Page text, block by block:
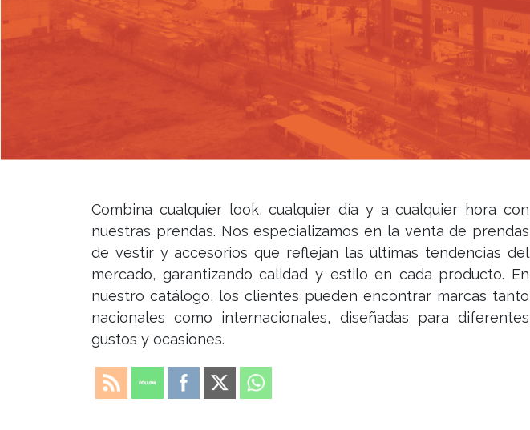
Combina cualquier look, cualquier día y a cualquier hora con
nuestras prendas. Nos especializamos en la venta de prendas
de vestir y accesorios que reflejan las últimas tendencias del
mercado, garantizando calidad y estilo en cada producto. En
nuestro catálogo, los clientes pueden encontrar marcas tanto
nacionales como internacionales, diseñadas para diferentes
gustos y ocasiones.